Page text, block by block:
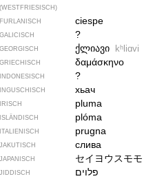
(WESTFRIESISCH)
FURLANISCH ciespe
GALICISCH ?
GEORGISCH ქლიავი kʰliɑvi
GRIECHISCH δαμάσκηνο
INDONESISCH ?
INGUSCHISCH хьач
IRISCH pluma
ISLÄNDISCH plóma
ITALIENISCH prugna
JAKUTISCH слива
JAPANISCH セイヨウスモモ
JIDDISCH פלוים